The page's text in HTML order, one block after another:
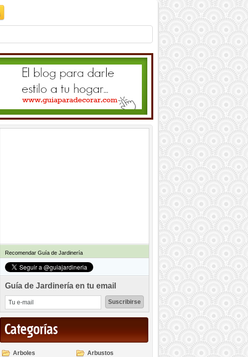
Recomendar Guía de Jardinería
Guía de Jardinería en tu email
Categorías
Arboles
Arbustos